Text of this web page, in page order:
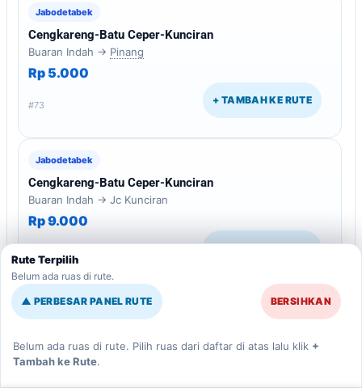
Jabodetabek
Cengkareng-Batu Ceper-Kunciran
Buaran Indah → Pinang
Rp 5.000
#73 + TAMBAH KE RUTE
Jabodetabek
Cengkareng-Batu Ceper-Kunciran
Buaran Indah → Jc Kunciran
Rp 9.000
+ TAMBAH KE RUTE
Jabodetabek
Pinang→ JC Kunciran
Rp 3.000
Rute Terpilih
Belum ada ruas di rute.
▲ PERBESAR PANEL RUTE BERSIHKAN
Belum ada ruas di rute. Pilih ruas dari daftar di atas lalu klik +
Tambah ke Rute.